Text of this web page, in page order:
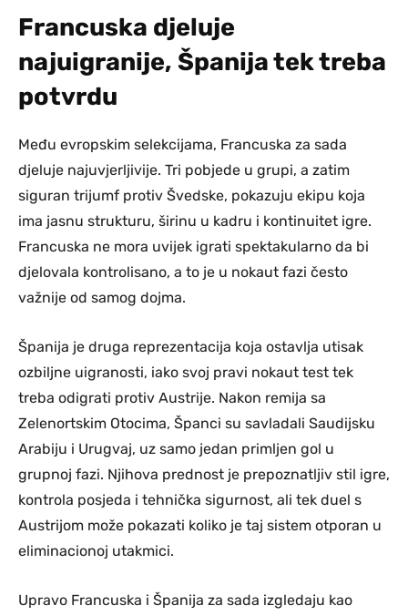
Francuska djeluje
najuigranije, Španija tek treba
potvrdu
Među evropskim selekcijama, Francuska za sada
djeluje najuvjerljivije. Tri pobjede u grupi, a zatim
siguran trijumf protiv Švedske, pokazuju ekipu koja
ima jasnu strukturu, širinu u kadru i kontinuitet igre.
Francuska ne mora uvijek igrati spektakularno da bi
djelovala kontrolisano, a to je u nokaut fazi često
važnije od samog dojma.
Španija je druga reprezentacija koja ostavlja utisak
ozbiljne uigranosti, iako svoj pravi nokaut test tek
treba odigrati protiv Austrije. Nakon remija sa
Zelenortskim Otocima, Španci su savladali Saudijsku
Arabiju i Urugvaj, uz samo jedan primljen gol u
grupnoj fazi. Njihova prednost je prepoznatljiv stil igre,
kontrola posjeda i tehnička sigurnost, ali tek duel s
Austrijom može pokazati koliko je taj sistem otporan u
eliminacionoj utakmici.
Upravo Francuska i Španija za sada izgledaju kao